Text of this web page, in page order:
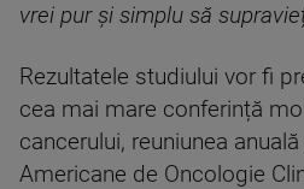
vrei pur și simplu să
Rezultatele studiului vor fi
cea mai mare conferință
cancerului, reuniunea
Americane de Oncologie